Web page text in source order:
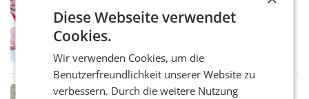
Penny modernisiert zwei Filialen in
Ober- und Niederösterreich
laufenden Modernisierungsoffensive
erneuert Penny zwei Filialen in Nieder- und
Oberösterreich. Die beiden Standorte liegen
in Haag sowie im rund
RETAIL
Diese Webseite verwendet
Cookies.
Wir verwenden Cookies, um die
Benutzerfreundlichkeit unserer Website zu
verbessern. Durch die weitere Nutzung